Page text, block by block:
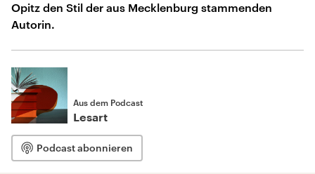
Opitz den Stil der aus Mecklenburg stammenden
Autorin.
Aus dem Podcast
Lesart
Podcast abonnieren